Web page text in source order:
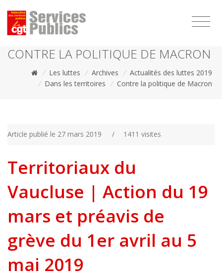
CONTRE LA POLITIQUE DE MACRON
/ Les luttes / Archives / Actualités des luttes 2019
/ Dans les territoires / Contre la politique de Macron
Article publié le 27 mars 2019 / 1411 visites
Territoriaux du
Vaucluse | Action du 19
mars et préavis de
grève du 1er avril au 5
mai 2019